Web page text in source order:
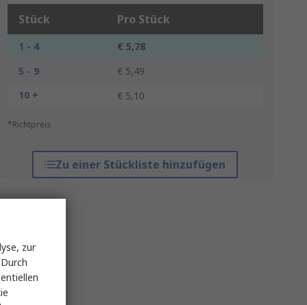
Stück Pro Stück
1 - 4
€ 5,78
5 - 9
€ 5,49
10 +
€ 5,10
*Richtpreis
Zu einer Stückliste hinzufügen
zur